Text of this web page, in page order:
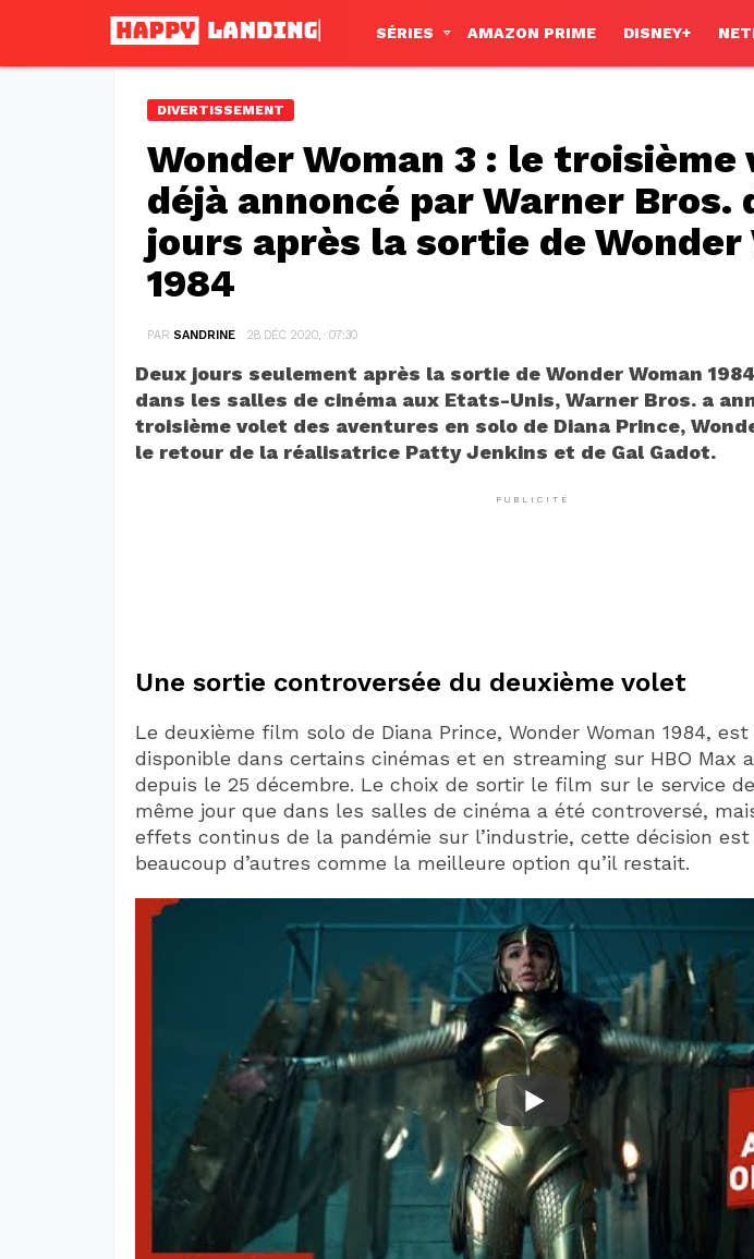
SÉRIES AMAZON PRIME DISNEY+
DIVERTISSEMENT
Wonder Woman 3 : le troisième
déjà annoncé par Warner Bros.
jours après la sortie de Wonder
1984
PAR SANDRINE 28 DÉC 2020, · 07:30
Deux jours seulement après la sortie de Wonder Woman
dans les salles de cinéma aux Etats-Unis, Warner Bros. a
troisième volet des aventures en solo de Diana Prince,
le retour de la réalisatrice Patty Jenkins et de Gal Gadot.
PUBLICITÉ
Une sortie controversée du deuxième volet
Le deuxième film solo de Diana Prince, Wonder Woman 1984,
disponible dans certains cinémas et en streaming sur HBO Max
depuis le 25 décembre. Le choix de sortir le film sur le service
même jour que dans les salles de cinéma a été controversé,
effets continus de la pandémie sur l’industrie, cette décision est
beaucoup d’autres comme la meilleure option qu’il restait.